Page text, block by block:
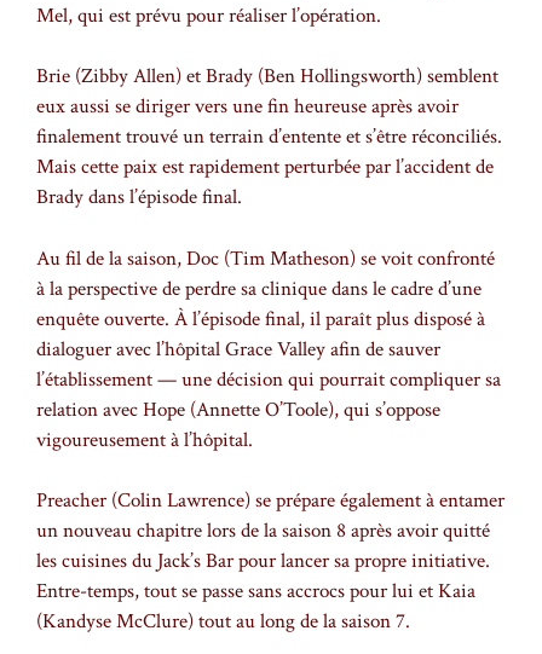
Mel, qui est prévu pour réaliser l’opération.
Brie (Zibby Allen) et Brady (Ben Hollingsworth) semblent
eux aussi se diriger vers une fin heureuse après avoir
finalement trouvé un terrain d’entente et s’être réconciliés.
Mais cette paix est rapidement perturbée par l’accident de
Brady dans l’épisode final.
Au fil de la saison, Doc (Tim Matheson) se voit confronté
à la perspective de perdre sa clinique dans le cadre d’une
enquête ouverte. À l’épisode final, il paraît plus disposé à
dialoguer avec l’hôpital Grace Valley afin de sauver
l’établissement — une décision qui pourrait compliquer sa
relation avec Hope (Annette O’Toole), qui s’oppose
vigoureusement à l’hôpital.
Preacher (Colin Lawrence) se prépare également à entamer
un nouveau chapitre lors de la saison 8 après avoir quitté
les cuisines du Jack’s Bar pour lancer sa propre initiative.
Entre-temps, tout se passe sans accrocs pour lui et Kaia
(Kandyse McClure) tout au long de la saison 7.